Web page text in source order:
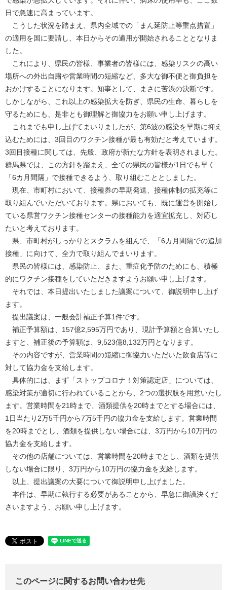
日で急速に高まっています。
こうした状況を踏まえ、県内全域での「まん延防止等重点措置」
の適用を国に要請し、本日からその適用が開始されることとなりま
した。
これにより、県民の皆様、事業者の皆様には、感染リスクの高い
場所への外出自粛や営業時間の短縮など、多大な御不便と御負担を
おかけすることになります。知事として、まさに苦渋の決断です。
しかしながら、これ以上の感染拡大を防ぎ、県民の生命、暮らしを
守るためにも、是非とも御理解と御協力をお願い申し上げます。
これまでも申し上げてまいりましたが、第6波の感染を早期に抑え
込むためには、3回目のワクチン接種が最も有効だと考えています。
3回目接種に関しては、先般、政府が新たな方針を表明されました。
群馬県では、この方針を踏まえ、全ての県民の皆様が1日でも早く
「6カ月間隔」で接種できるよう、取り組むこととしました。
現在、市町村において、接種券の早期発送、接種体制の拡充等に
取り組んでいただいております。県においても、既に運営を開始し
ている県営ワクチン接種センターの接種能力を適宜拡充し、対応し
たいと考えております。
県、市町村がしっかりとスクラムを組んで、「6カ月間隔での追加
接種」に向けて、全力で取り組んでまいります。
県民の皆様には、感染防止、また、重症化予防のためにも、積極
的にワクチン接種をしていただきますようお願い申し上げます。
それでは、本日提出いたしました議案について、御説明申し上げ
ます。
提出議案は、一般会計補正予算1件です。
補正予算額は、157億2,595万円であり、現計予算額と合算いたし
ますと、補正後の予算額は、9,523億8,132万円となります。
その内容ですが、営業時間の短縮に御協力いただいた飲食店等に
対して協力金を支給します。
具体的には、まず「ストップコロナ！対策認定店」については、
感染対策が適切に行われていることから、2つの選択肢を用意いたし
ます。営業時間を21時まで、酒類提供を20時までとする場合には、
1日当たり2万5千円から7万5千円の協力金を支給します。営業時間
を20時までとし、酒類を提供しない場合には、3万円から10万円の
協力金を支給します。
その他の店舗については、営業時間を20時までとし、酒類を提供
しない場合に限り、3万円から10万円の協力金を支給します。
以上、提出議案の大要について御説明申し上げました。
本件は、早期に執行する必要があることから、早急に御議決くだ
さいますよう、お願い申し上げます。
このページに関するお問い合わせ先